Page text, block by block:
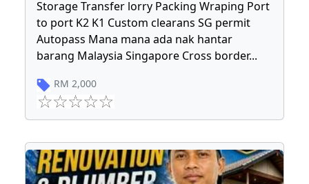
Storage Transfer lorry Packing Wraping Port
to port K2 K1 Custom clearans SG permit
Autopass Mana mana ada nak hantar
barang Malaysia Singapore Cross border...
RM 2,000